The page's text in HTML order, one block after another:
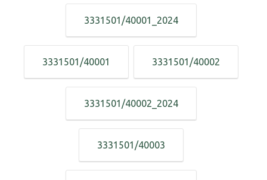
3331501/40001_2024
3331501/40001 3331501/40002
3331501/40002_2024
3331501/40003